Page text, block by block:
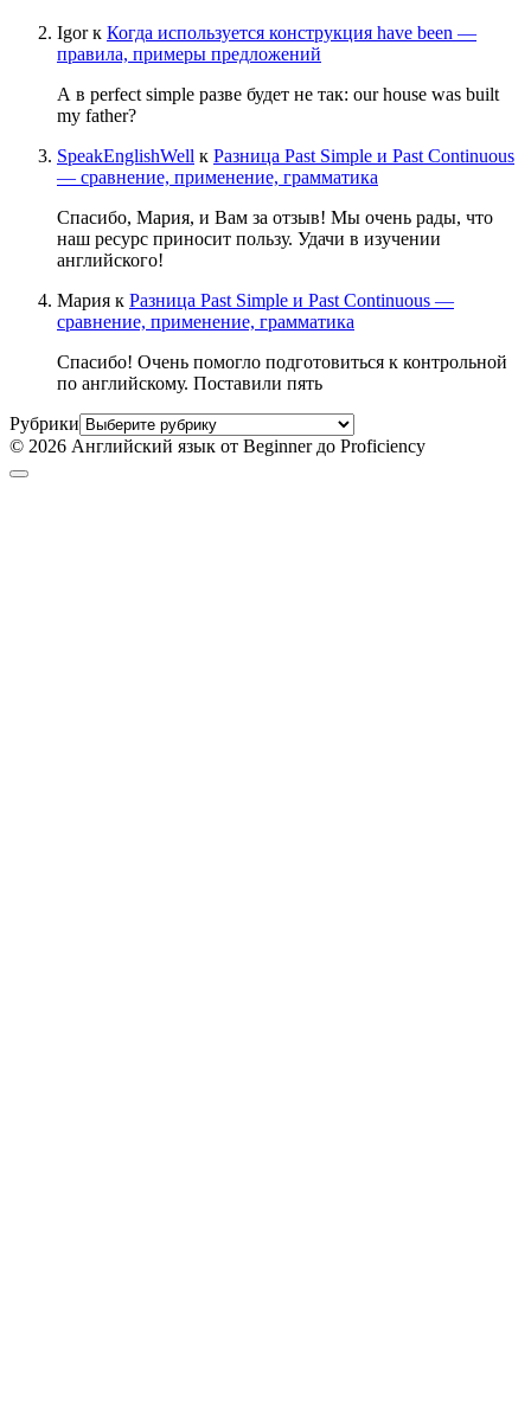
Igorк Когда используется конструкция have been —
правила, примеры предложений
А в perfect simple разве будет не так: our house was built
my father?
SpeakEnglishWell к Разница Past Simple и Past Continuous
— сравнение, применение, грамматика
Спасибо, Мария, и Вам за отзыв! Мы очень рады, что
наш ресурс приносит пользу. Удачи в изучении
английского!
Мария к Разница Past Simple и Past Continuous —
сравнение, применение, грамматика
Спасибо! Очень помогло подготовиться к контрольной
по английскому. Поставили пять
Рубрики
© 2026 Английский язык от Beginner до Proficiency